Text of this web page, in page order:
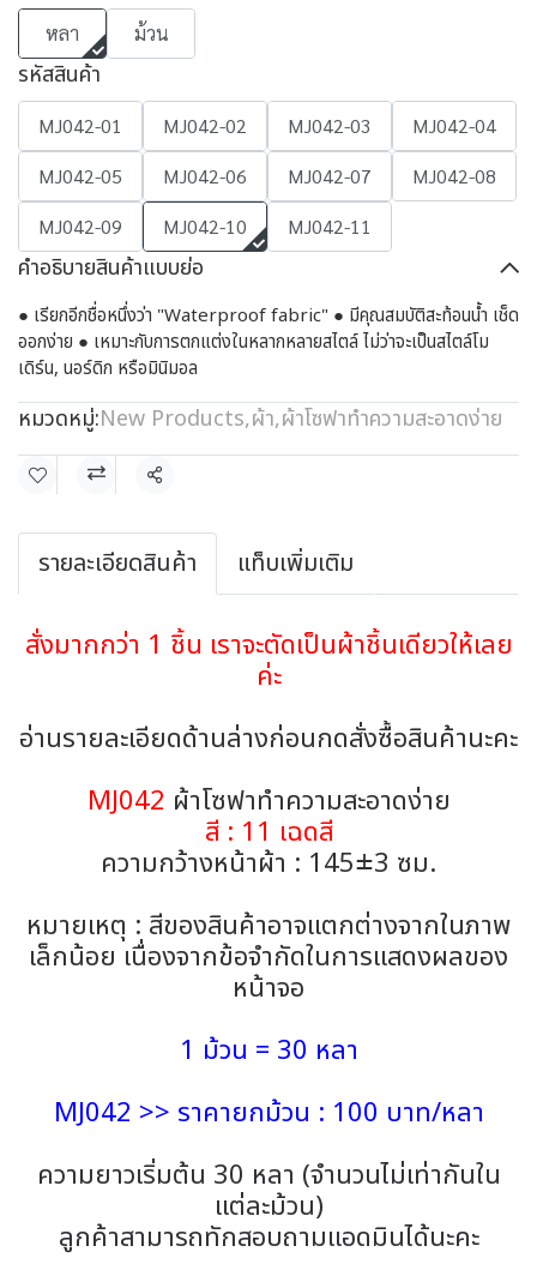
หลา ม้วน
รหัสสินค้า
MJ042-01 MJ042-02 MJ042-03
MJ042-04
MJ042-05
MJ042-06 MJ042-07
MJ042-08
MJ042-09
MJ042-10 MJ042-11
คำอธิบายสินค้าแบบย่อ
● เรียกอีกชื่อหนึ่งว่า "Waterproof fabric" ● มีคุณสมบัติสะท้อนน้ำ เช็ด
ออกง่าย ● เหมาะกับการตกแต่งในหลากหลายสไตล์ ไม่ว่าจะเป็นสไตล์โม
เดิร์น, นอร์ดิก หรือมินิมอล
หมวดหมู่:New Products,ผ้า,ผ้าโซฟาทำความสะอาดง่าย
แชร์
รายละเอียดสินค้า แท็บเพิ่มเติม
สั่งมากกว่า 1 ชิ้น เราจะตัดเป็นผ้าชิ้นเดียวให้เลย
ค่ะ
อ่านรายละเอียดด้านล่างก่อนกดสั่งซื้อสินค้านะคะ
MJ042 ผ้าโซฟาทำความสะอาดง่าย
สี : 11 เฉดสี
ความกว้างหน้าผ้า : 145±3 ซม.
หมายเหตุ : สีของสินค้าอาจแตกต่างจากในภาพ
เล็กน้อย เนื่องจากข้อจำกัดในการแสดงผลของ
หน้าจอ
1 ม้วน = 30 หลา
MJ042 >> ราคายกม้วน : 100 บาท/หลา
ความยาวเริ่มต้น 30 หลา (จำนวนไม่เท่ากันใน
แต่ละม้วน)
ลูกค้าสามารถทักสอบถามแอดมินได้นะคะ